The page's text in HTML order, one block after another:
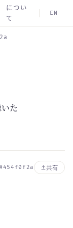
につい
て
EN
た
共有